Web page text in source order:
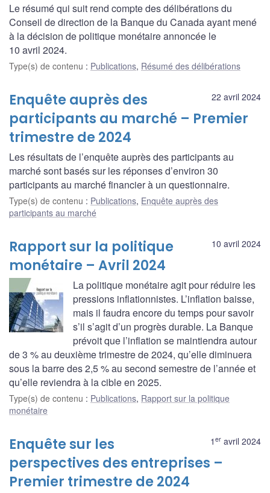
Le résumé qui suit rend compte des délibérations du
Conseil de direction de la Banque du Canada ayant mené
à la décision de politique monétaire annoncée le
10 avril 2024.
Type(s) de contenu : Publications, Résumé des délibérations
22 avril 2024
Enquête auprès des
participants au marché – Premier
trimestre de 2024
Les résultats de l’enquête auprès des participants au
marché sont basés sur les réponses d’environ 30
participants au marché financier à un questionnaire.
Type(s) de contenu : Publications, Enquête auprès des
participants au marché
10 avril 2024
Rapport sur la politique
monétaire – Avril 2024
La politique monétaire agit pour réduire les
pressions inflationnistes. L’inflation baisse,
mais il faudra encore du temps pour savoir
s’il s’agit d’un progrès durable. La Banque
prévoit que l’inflation se maintiendra autour
de 3 % au deuxième trimestre de 2024, qu’elle diminuera
sous la barre des 2,5 % au second semestre de l’année et
qu’elle reviendra à la cible en 2025.
Type(s) de contenu : Publications, Rapport sur la politique
monétaire
1 er avril 2024
Enquête sur les
perspectives des entreprises –
Premier trimestre de 2024